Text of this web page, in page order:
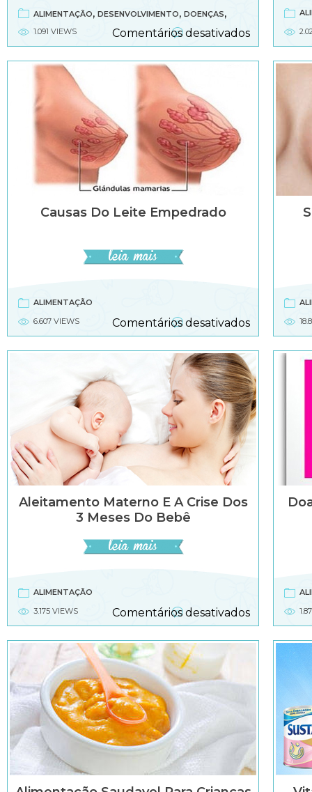
ALIMENTAÇÃO, DESENVOLVIMENTO, DOENÇAS,
SAÚDE,SAÚDE INFANTIL
1.091 VIEWS Comentários desativadosem
Posso
continuar
enquanto
Causas Do Leite Empedrado
ALIMENTAÇÃO
6.607 VIEWS
Comentários desativadosem
Causas
do
Aleitamento Materno E A Crise Dos
3 Meses Do Bebê
ALIMENTAÇÃO
3.175 VIEWS
Comentários desativadosem
materno
meses
bebê